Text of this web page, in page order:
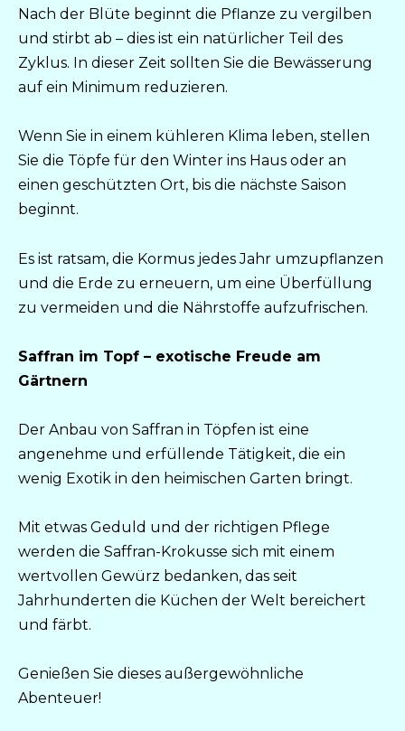
Nach der Blüte beginnt die Pflanze zu vergilben
und stirbt ab – dies ist ein natürlicher Teil des
Zyklus. In dieser Zeit sollten Sie die Bewässerung
auf ein Minimum reduzieren.
Wenn Sie in einem kühleren Klima leben, stellen
Sie die Töpfe für den Winter ins Haus oder an
einen geschützten Ort, bis die nächste Saison
beginnt.
Es ist ratsam, die Kormus jedes Jahr umzupflanzen
und die Erde zu erneuern, um eine Überfüllung
zu vermeiden und die Nährstoffe aufzufrischen.
Saffran im Topf – exotische Freude am
Gärtnern
Der Anbau von Saffran in Töpfen ist eine
angenehme und erfüllende Tätigkeit, die ein
wenig Exotik in den heimischen Garten bringt.
Mit etwas Geduld und der richtigen Pflege
werden die Saffran-Krokusse sich mit einem
wertvollen Gewürz bedanken, das seit
Jahrhunderten die Küchen der Welt bereichert
und färbt.
Genießen Sie dieses außergewöhnliche
Abenteuer!